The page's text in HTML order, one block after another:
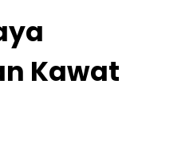
Kawat